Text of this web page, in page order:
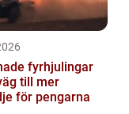
fyrhjulingar
till mer
för pengarna